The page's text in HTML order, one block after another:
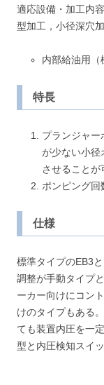
適応設備・加工内
型加工，小径深穴
内部給油用（
特長
プランジャ
が少ない小径
させることが
ポンピング回
仕様
標準タイプのEB3
調整が手動タイプ
ーカー向けにコン
けのタイプもある
ても装置内圧を一
型と内圧検知スイ